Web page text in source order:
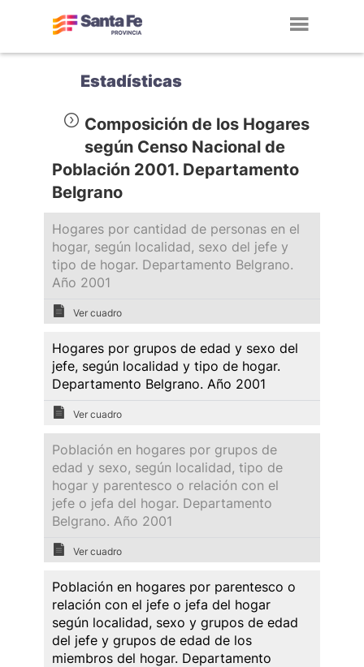
Estadísticas
Composición de los Hogares
según Censo Nacional de
Población 2001. Departamento
Belgrano
Hogares por cantidad de personas en el
hogar, según localidad, sexo del jefe y
tipo de hogar. Departamento Belgrano.
Año 2001
Ver cuadro
Hogares por grupos de edad y sexo del
jefe, según localidad y tipo de hogar.
Departamento Belgrano. Año 2001
Ver cuadro
Población en hogares por grupos de
edad y sexo, según localidad, tipo de
hogar y parentesco o relación con el
jefe o jefa del hogar. Departamento
Belgrano. Año 2001
Ver cuadro
Población en hogares por parentesco o
relación con el jefe o jefa del hogar
según localidad, sexo y grupos de edad
del jefe y grupos de edad de los
miembros del hogar. Departamento